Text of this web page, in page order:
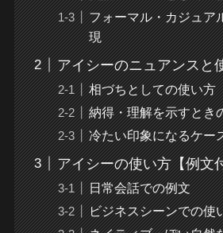
フォーマル・カジュア
現
アイシーのニュアンスと
相づちとしての使い方
納得・理解を示すとき
冷たい印象になるケー
アイシーの使い方【例文
日常会話での例文
ビジネスシーンでの使